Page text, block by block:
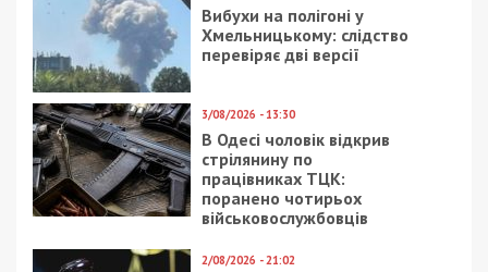
Вибухи на полігоні у
Хмельницькому: слідство
перевіряє дві версії
3/08/2026 - 13:30
В Одесі чоловік відкрив
стрілянину по
працівниках ТЦК:
поранено чотирьох
військовослужбовців
2/08/2026 - 21:02